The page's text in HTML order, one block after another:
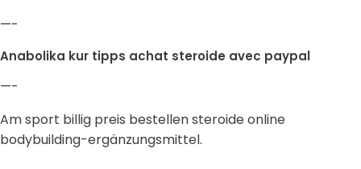
—-
Anabolika kur tipps achat steroide avec paypal
—-
Am sport billig preis bestellen steroide online
bodybuilding-ergänzungsmittel.